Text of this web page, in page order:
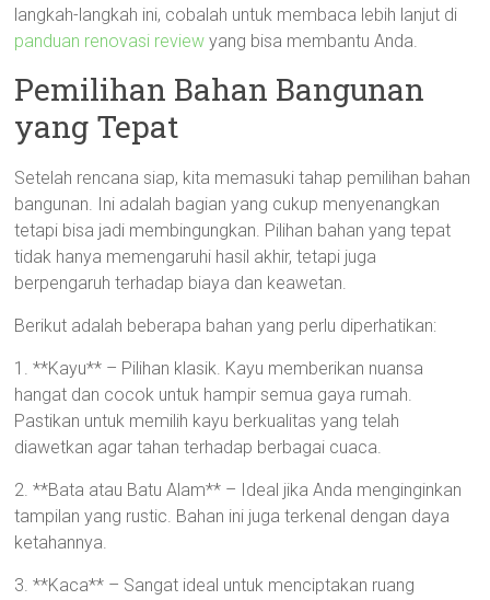
langkah-langkah ini, cobalah untuk membaca lebih lanjut di
panduan renovasi review yang bisa membantu Anda.
Pemilihan Bahan Bangunan
yang Tepat
Setelah rencana siap, kita memasuki tahap pemilihan bahan
bangunan. Ini adalah bagian yang cukup menyenangkan
tetapi bisa jadi membingungkan. Pilihan bahan yang tepat
tidak hanya memengaruhi hasil akhir, tetapi juga
berpengaruh terhadap biaya dan keawetan.
Berikut adalah beberapa bahan yang perlu diperhatikan:
1. **Kayu** – Pilihan klasik. Kayu memberikan nuansa
hangat dan cocok untuk hampir semua gaya rumah.
Pastikan untuk memilih kayu berkualitas yang telah
diawetkan agar tahan terhadap berbagai cuaca.
2. **Bata atau Batu Alam** – Ideal jika Anda menginginkan
tampilan yang rustic. Bahan ini juga terkenal dengan daya
ketahannya.
3. **Kaca** – Sangat ideal untuk menciptakan ruang